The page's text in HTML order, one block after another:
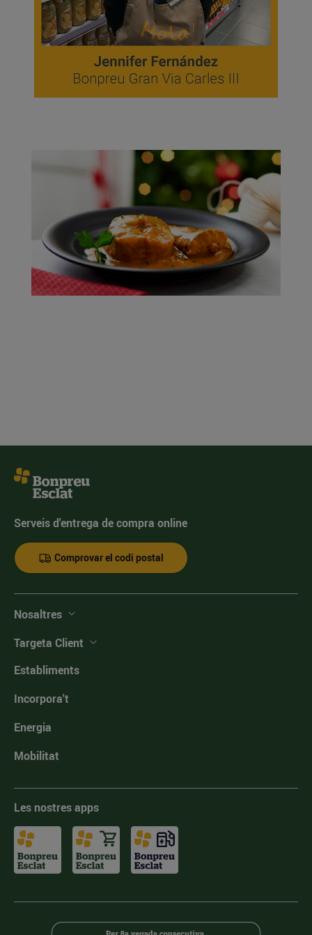
Serveis d'entrega de compra online
Comprovar el codi postal
Nosaltres
Targeta Client
Establiments
Incorpora't
Energia
Mobilitat
Les nostres apps